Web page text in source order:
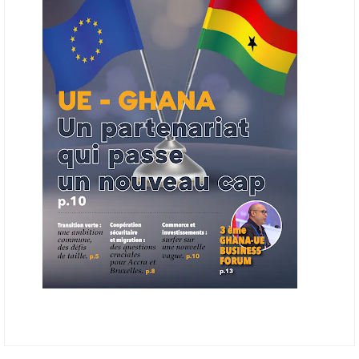
finale de développement et devrait aboutir, d’ici fin 2026 ou début
2027, à un bulletin africain des appels d’offres dans le secteur de
l’énergie.
06/06/26 AFRICA FINANCE CORPORATION
Cette semaine, Africa Finance Corporation (AFC) a annoncé avoir
bouclé un prêt syndiqué de 2 milliards de dollars, la plus importante
levée de son histoire. Initialement calibrée à 1,6 milliard, l'opération a
été relevée de 400 millions face à l'afflux des souscriptions de
banques internationales. Plus du tiers des fonds proviennent
d'institutions financières asiatiques, à parts égales avec l'Europe.
L'Asie-Pacifique et l'Europe pèsent chacune 35 % du tour de table,
devant le Moyen-Orient (25 %) et l'Afrique (5 %), selon le communiqué
de l'institution panafricaine, qui compte 48 pays membres.
ECHANGES AFRIQUE - UE